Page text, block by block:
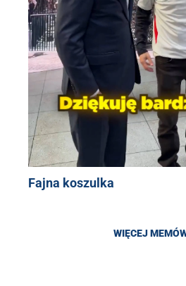
Fajna koszulka
WIĘCEJ